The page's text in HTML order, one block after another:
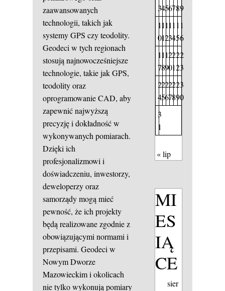
zaawansowanych
technologii, takich jak
systemy GPS czy teodolity.
Geodeci w tych regionach
stosują najnowocześniejsze
technologie, takie jak GPS,
teodolity oraz
oprogramowanie CAD, aby
zapewnić najwyższą
precyzję i dokładność w
wykonywanych pomiarach.
Dzięki ich
profesjonalizmowi i
doświadczeniu, inwestorzy,
deweloperzy oraz
samorządy mogą mieć
pewność, że ich projekty
będą realizowane zgodnie z
obowiązującymi normami i
przepisami. Geodeci w
Nowym Dworze
Mazowieckim i okolicach
nie tylko wykonują pomiary
3456789
1
0
1
1
1
2
1
3
1
4
1
5
1
6
1
7
1
8
1
9
2
0
2
1
2
2
2
3
2
4
2
5
2
6
2
7
2
8
2
9
3
0
3
1
« lip
MI
ES
IĄ
CE
sier